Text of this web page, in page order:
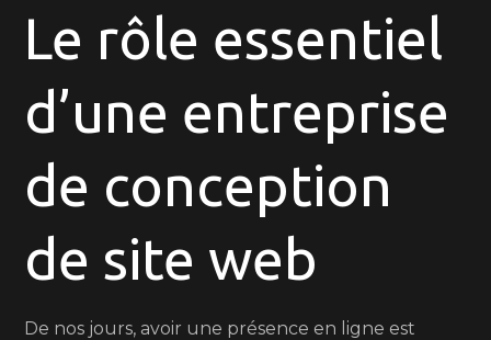
Web:
de
Le rôle essentiel
d’une entreprise
de conception
de site web
De nos jours, avoir une présence en ligne est